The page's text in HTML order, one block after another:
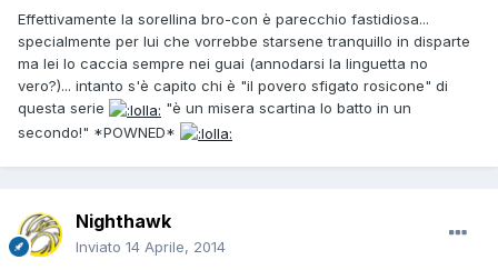
Effettivamente la sorellina bro-con è parecchio fastidiosa...
specialmente per lui che vorrebbe starsene tranquillo in disparte
ma lei lo caccia sempre nei guai (annodarsi la linguetta no
vero?)... intanto s'è capito chi è "il povero sfigato rosicone" di
questa serie
"è un misera scartina lo batto in un
secondo!" *POWNED*
Nighthawk
Inviato 14 Aprile, 2014